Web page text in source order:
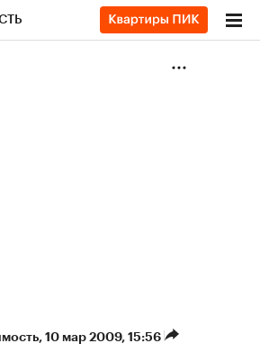
⁠, 10 мар 2009, 15:56